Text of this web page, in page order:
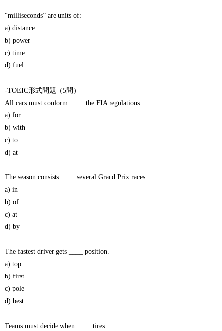
“milliseconds” are units of:
a) distance
b) power
c) time
d) fuel
-TOEIC形式問題（5問）
All cars must conform ____ the FIA regulations.
a) for
b) with
c) to
d) at
The season consists ____ several Grand Prix races.
a) in
b) of
c) at
d) by
The fastest driver gets ____ position.
a) top
b) first
c) pole
d) best
Teams must decide when ____ tires.